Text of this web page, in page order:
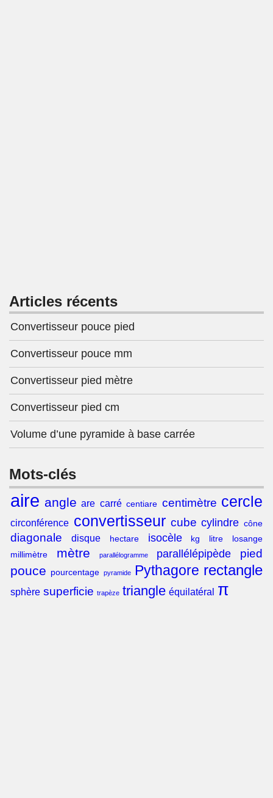
Articles récents
Convertisseur pouce pied
Convertisseur pouce mm
Convertisseur pied mètre
Convertisseur pied cm
Volume d’une pyramide à base carrée
Mots-clés
aire angle are carré centiare centimètre cercle
circonférence convertisseur cube cylindre cône
diagonale disque hectare isocèle kg litre
losange
millimètre
mètre parallélogramme parallélépipède pied
pouce pourcentage pyramide Pythagore rectangle
sphère superficie trapèze triangle équilatéral π